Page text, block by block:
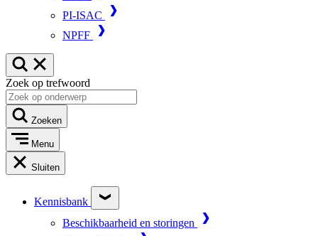
PI-ISAC
NPFF
Zoek op trefwoord
Zoeken
Menu
Sluiten
Kennisbank
Beschikbaarheid en storingen